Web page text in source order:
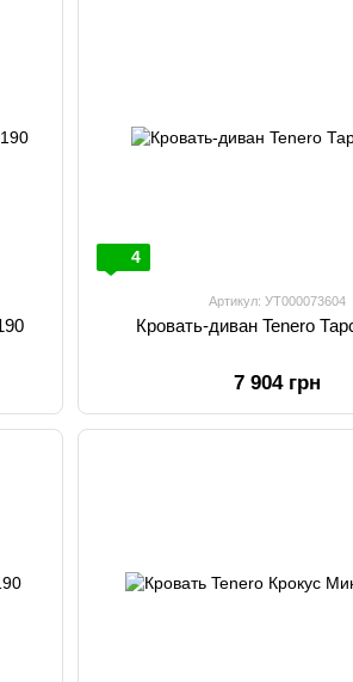
4
Артикул: УТ000073604
7 904 грн